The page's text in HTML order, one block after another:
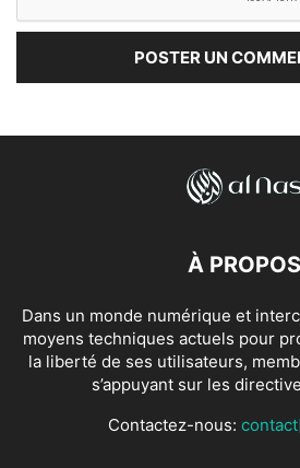
À PROPOS
Dans un monde numérique et
moyens techniques actuels pour
la liberté de ses utilisateurs,
s’appuyant sur les
Contactez-nous: